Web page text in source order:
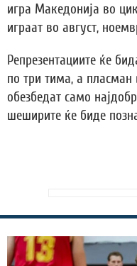
игра Македонија во
играат во август,
Репрезентациите ќе
по три тима, а
обезбедат само
шеширите ќе биде